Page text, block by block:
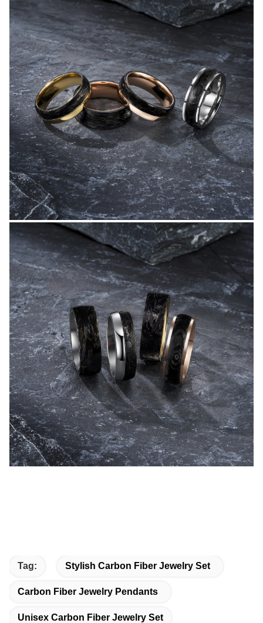
Tag: Stylish Carbon Fiber Jewelry Set
Carbon Fiber Jewelry Pendants
Unisex Carbon Fiber Jewelry Set